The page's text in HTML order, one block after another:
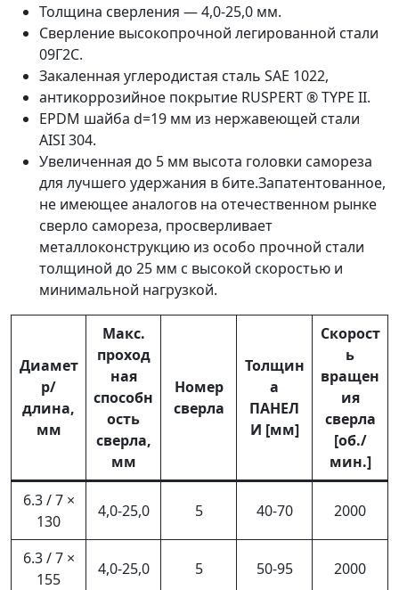
Толщина сверления — 4,0-25,0 мм.
Сверление высокопрочной легированной стали
09Г2С.
Закаленная углеродистая сталь SAE 1022,
антикоррозийное покрытие RUSPERT ® TYPE II.
EPDM шайба d=19 мм из нержавеющей стали
AISI 304.
Увеличенная до 5 мм высота головки самореза
для лучшего удержания в бите.Запатентованное,
не имеющее аналогов на отечественном рынке
сверло самореза, просверливает
металлоконструкцию из особо прочной стали
толщиной до 25 мм с высокой скоростью и
минимальной нагрузкой.
Диамет
р/
длина,
мм
Макс.
проход
ная
способн
ость
сверла,
мм
Номер
сверла
Толщин
а
ПАНЕЛ
И [мм]
Скорост
ь
вращен
ия
сверла
[об./
мин.]
6.3 / 7 ×
130
4,0-25,0 5 40-70 2000
6.3 / 7 ×
155
4,0-25,0 5 50-95 2000